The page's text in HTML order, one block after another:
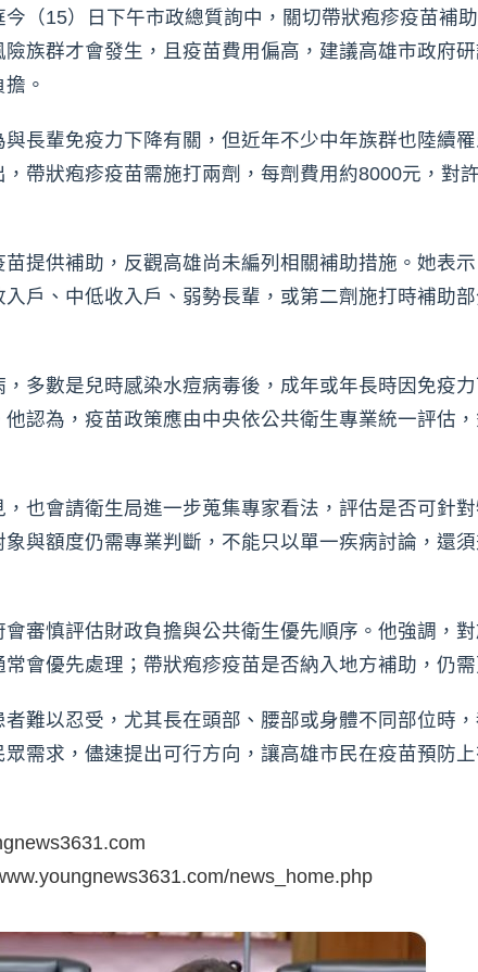
（15）日下午市政總質詢中，關切帶狀疱疹疫苗補
族群才會發生，且疫苗費用偏高，建議高雄市政府
。
長輩免疫力下降有關，但近年不少中年族群也陸續
帶狀疱疹疫苗需施打兩劑，每劑費用約8000元，對
提供補助，反觀高雄尚未編列相關補助措施。她表
戶、中低收入戶、弱勢長輩，或第二劑施打時補助
多數是兒時感染水痘病毒後，成年或年長時因免疫
認為，疫苗政策應由中央依公共衛生專業統一評估，
也會請衛生局進一步蒐集專家看法，評估是否可針
與額度仍需專業判斷，不能只以單一疾病討論，還
審慎評估財政負擔與公共衛生優先順序。他強調，
會優先處理；帶狀疱疹疫苗是否納入地方補助，仍需
難以忍受，尤其長在頭部、腰部或身體不同部位時
需求，儘速提出可行方向，讓高雄市民在疫苗預防上
news_home.php